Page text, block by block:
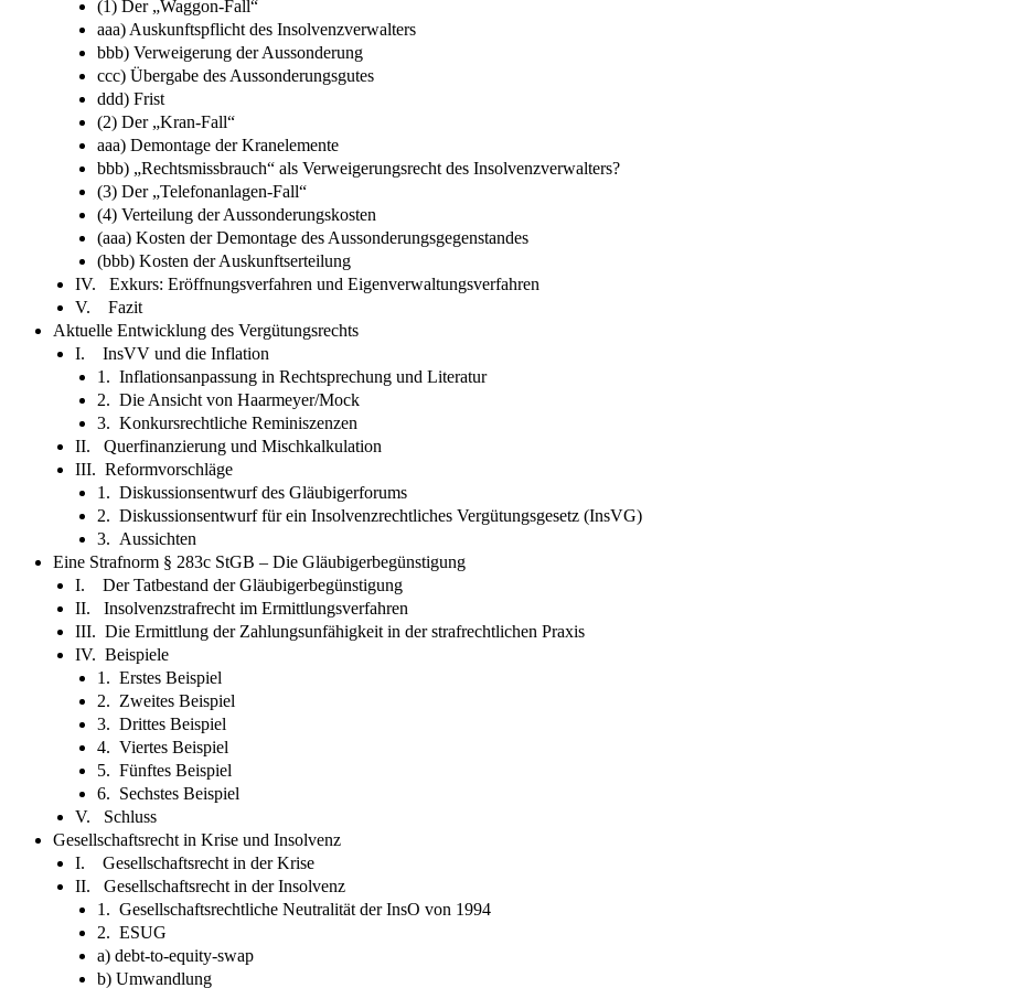
(1) Der „Waggon-Fall“
aaa) Auskunftspflicht des Insolvenzverwalters
bbb) Verweigerung der Aussonderung
ccc) Übergabe des Aussonderungsgutes
ddd) Frist
(2) Der „Kran-Fall“
aaa) Demontage der Kranelemente
bbb) „Rechtsmissbrauch“ als Verweigerungsrecht des Insolvenzverwalters?
(3) Der „Telefonanlagen-Fall“
(4) Verteilung der Aussonderungskosten
(aaa) Kosten der Demontage des Aussonderungsgegenstandes
(bbb) Kosten der Auskunftserteilung
IV. Exkurs: Eröffnungsverfahren und Eigenverwaltungsverfahren
V. Fazit
Aktuelle Entwicklung des Vergütungsrechts
I. InsVV und die Inflation
1. Inflationsanpassung in Rechtsprechung und Literatur
2. Die Ansicht von Haarmeyer/Mock
3. Konkursrechtliche Reminiszenzen
II. Querfinanzierung und Mischkalkulation
III. Reformvorschläge
1. Diskussionsentwurf des Gläubigerforums
2. Diskussionsentwurf für ein Insolvenzrechtliches Vergütungsgesetz (InsVG)
3. Aussichten
Eine Strafnorm § 283c StGB – Die Gläubigerbegünstigung
I. Der Tatbestand der Gläubigerbegünstigung
II. Insolvenzstrafrecht im Ermittlungsverfahren
III. Die Ermittlung der Zahlungsunfähigkeit in der strafrechtlichen Praxis
IV. Beispiele
1. Erstes Beispiel
2. Zweites Beispiel
3. Drittes Beispiel
4. Viertes Beispiel
5. Fünftes Beispiel
6. Sechstes Beispiel
V. Schluss
Gesellschaftsrecht in Krise und Insolvenz
I. Gesellschaftsrecht in der Krise
II. Gesellschaftsrecht in der Insolvenz
1. Gesellschaftsrechtliche Neutralität der InsO von 1994
2. ESUG
a) debt-to-equity-swap
b) Umwandlung